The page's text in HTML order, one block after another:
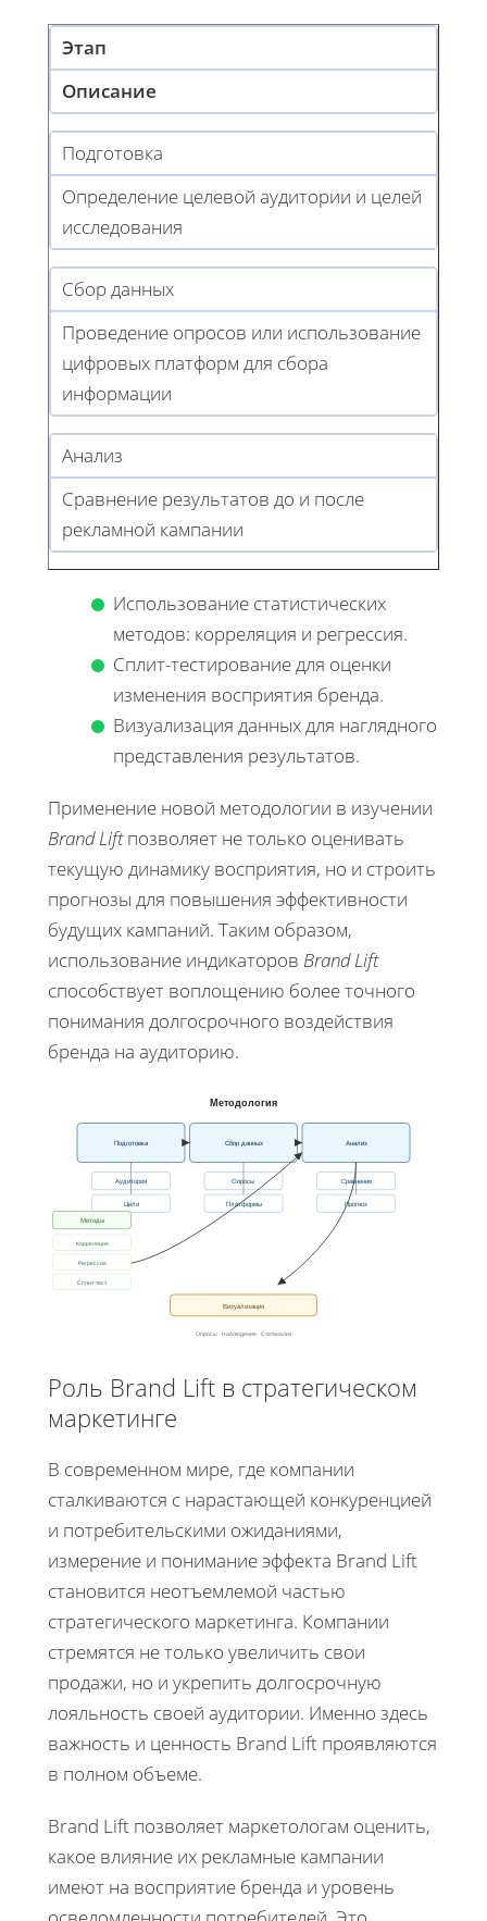
Этап
Описание
Подготовка
Определение целевой аудитории и целей
исследования
Сбор данных
Проведение опросов или использование
цифровых платформ для сбора
информации
Анализ
Сравнение результатов до и после
рекламной кампании
Использование статистических
методов: корреляция и регрессия.
Сплит-тестирование для оценки
изменения восприятия бренда.
Визуализация данных для наглядного
представления результатов.
Применение новой методологии в изучении
Brand Liftпозволяет не только оценивать
текущую динамику восприятия, но и строить
прогнозы для повышения эффективности
будущих кампаний. Таким образом,
использование индикаторов Brand Lift
способствует воплощению более точного
понимания долгосрочного воздействия
бренда на аудиторию.
Методология
Подготовка Сбор данных Анализ
Аудитория
Цели
Опросы
Платформы
Сравнение
Прогноз
Методы
Корреляция
Регрессия
Сплит-тест
Визуализация
Опросы · Наблюдения · Статанализ
Роль Brand Lift в стратегическом
маркетинге
В современном мире, где компании
сталкиваются с нарастающей конкуренцией
и потребительскими ожиданиями,
измерение и понимание эффекта Brand Lift
становится неотъемлемой частью
стратегического маркетинга. Компании
стремятся не только увеличить свои
продажи, но и укрепить долгосрочную
лояльность своей аудитории. Именно здесь
важность и ценность Brand Lift проявляются
в полном объеме.
Brand Lift позволяет маркетологам оценить,
какое влияние их рекламные кампании
имеют на восприятие бренда и уровень